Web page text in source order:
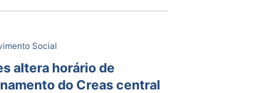
Social
altera horário de
do Creas central